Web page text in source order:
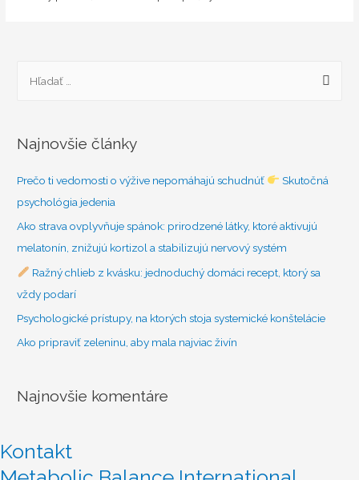
d
ť
:
Najnovšie články
Prečo ti vedomosti o výžive nepomáhajú schudnúť
Skutočná
psychológia jedenia
Ako strava ovplyvňuje spánok: prirodzené látky, ktoré aktivujú
melatonín, znižujú kortizol a stabilizujú nervový systém
Ražný chlieb z kvásku: jednoduchý domáci recept, ktorý sa
vždy podarí
Psychologické prístupy, na ktorých stoja systemické konštelácie
Ako pripraviť zeleninu, aby mala najviac živín
Najnovšie komentáre
Kontakt